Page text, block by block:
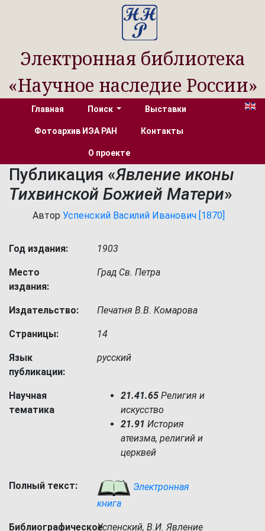
Электронная библиотека
«Научное наследие России»
Главная Поиск Выставки
Фотоархив ИЭА РАН Контакты
О проекте
Публикация «Явление иконы
Тихвинской Божией Матери»
Автор Успенский Василий Иванович [1870]
Год издания: 1903
Место
издания:
Град Св. Петра
Издательство: Печатня В.В. Комарова
Страницы: 14
Язык
публикации:
русский
Научная
тематика
21.41.65 Религия и
искусство
21.91 История
атеизма, религий и
церквей
Полный текст:
Электронная
книга
БиблиографическоеУспенский, В.И. Явление